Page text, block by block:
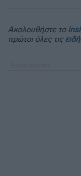
Ακολουθήστε το
πρώτοι όλες τις